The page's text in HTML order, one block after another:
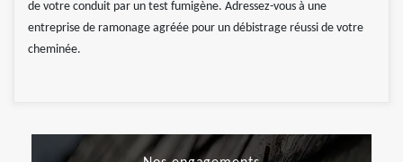
de votre conduit par un test fumigène. Adressez-vous à une
entreprise de ramonage agréée pour un débistrage réussi de votre
cheminée.